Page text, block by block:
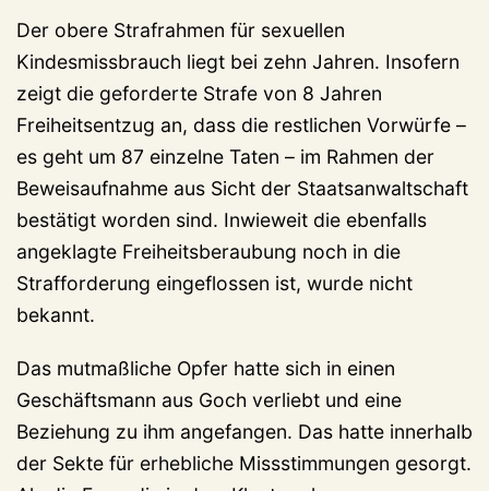
Der obere Strafrahmen für sexuellen
Kindesmissbrauch liegt bei zehn Jahren. Insofern
zeigt die geforderte Strafe von 8 Jahren
Freiheitsentzug an, dass die restlichen Vorwürfe –
es geht um 87 einzelne Taten – im Rahmen der
Beweisaufnahme aus Sicht der Staatsanwaltschaft
bestätigt worden sind. Inwieweit die ebenfalls
angeklagte Freiheitsberaubung noch in die
Strafforderung eingeflossen ist, wurde nicht
bekannt.
Das mutmaßliche Opfer hatte sich in einen
Geschäftsmann aus Goch verliebt und eine
Beziehung zu ihm angefangen. Das hatte innerhalb
der Sekte für erhebliche Missstimmungen gesorgt.